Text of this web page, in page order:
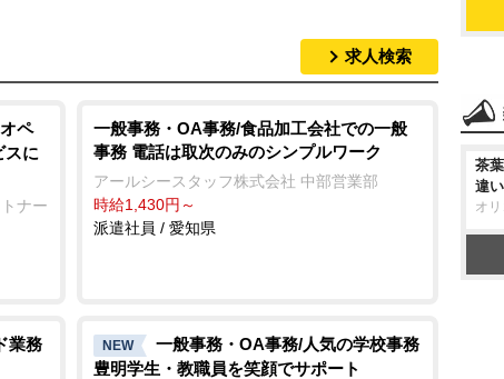
求人検索
ペ
スに
ナー
一般事務・OA事務/食品加工会社での一般
事務 電話は取次のみのシンプルワーク
アールシースタッフ株式会社 中部営業部
時給1,430円～
派遣社員 / 愛知県
業務 NEW
一般事務・OA事務/人気の学校事務
豊明学生・教職員を笑顔でサポート
茶
違
オ